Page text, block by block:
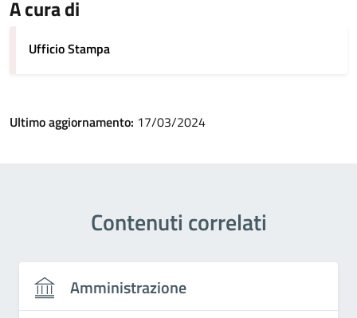
A cura di
Ufficio Stampa
Ultimo aggiornamento: 17/03/2024
Contenuti correlati
Amministrazione